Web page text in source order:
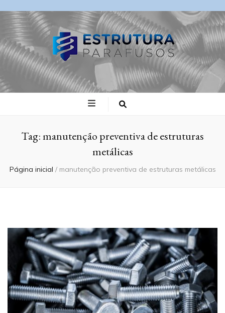
Blog Estrutura
Parafusos
Tag:manutenção preventiva de estruturas
metálicas
Página inicial / manutenção preventiva de estruturas metálicas